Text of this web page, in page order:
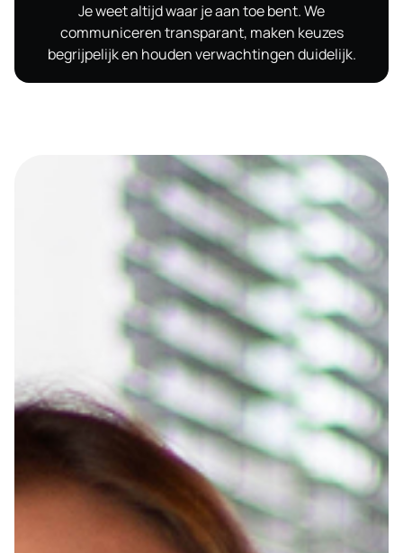
Je weet altijd waar je aan toe bent. We
communiceren transparant, maken keuzes
begrijpelijk en houden verwachtingen duidelijk.